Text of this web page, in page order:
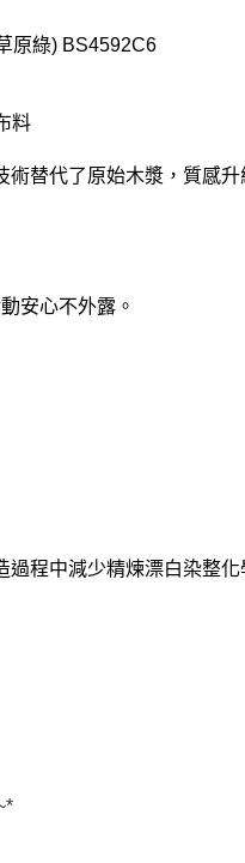
離島
原綠) BS4592C6
料
替代了原始木漿，質感
安心不外露。
程中減少精煉漂白染整